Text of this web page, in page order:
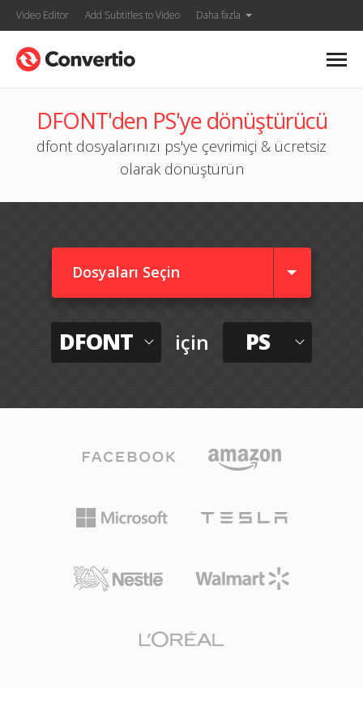
Video Editor Add Subtitles to Video Daha fazla
DFONT'den PS'ye dönüştürücü
dfont dosyalarınızı ps'ye çevrimiçi & ücretsiz
olarak dönüştürün
Dosyaları Seçin
DFONT için PS